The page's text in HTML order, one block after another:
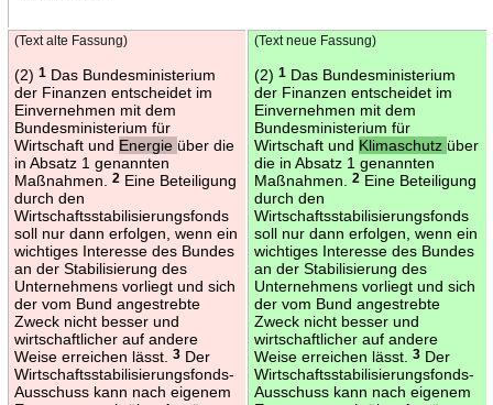
(Text alte Fassung)
(2) 1Das Bundesministerium
der Finanzen entscheidet im
Einvernehmen mit dem
Bundesministerium für
Wirtschaft und Energie über die
in Absatz 1 genannten
Maßnahmen.
2Eine Beteiligung
durch den
Wirtschaftsstabilisierungsfonds
soll nur dann erfolgen, wenn ein
wichtiges Interesse des Bundes
an der Stabilisierung des
Unternehmens vorliegt und sich
der vom Bund angestrebte
Zweck nicht besser und
wirtschaftlicher auf andere
Weise erreichen lässt.
3Der
Wirtschaftsstabilisierungsfonds-
Ausschuss kann nach eigenem
(Text neue Fassung)
(2) 1Das Bundesministerium
der Finanzen entscheidet im
Einvernehmen mit dem
Bundesministerium für
Wirtschaft und Klimaschutz über
die in Absatz 1 genannten
Maßnahmen.
2Eine Beteiligung
durch den
Wirtschaftsstabilisierungsfonds
soll nur dann erfolgen, wenn ein
wichtiges Interesse des Bundes
an der Stabilisierung des
Unternehmens vorliegt und sich
der vom Bund angestrebte
Zweck nicht besser und
wirtschaftlicher auf andere
Weise erreichen lässt.
3Der
Wirtschaftsstabilisierungsfonds-
Ausschuss kann nach eigenem